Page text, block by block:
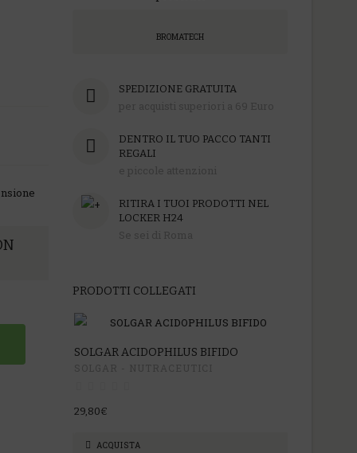
BROMATECH
SPEDIZIONE GRATUITA
DENTRO IL TUO PACCO TANTI
REGALI
RITIRA I TUOI PRODOTTI NEL
LOCKER H24
PRODOTTI COLLEGATI
SOLGAR ACIDOPHILUS BIFIDO
29,80€
ACQUISTA